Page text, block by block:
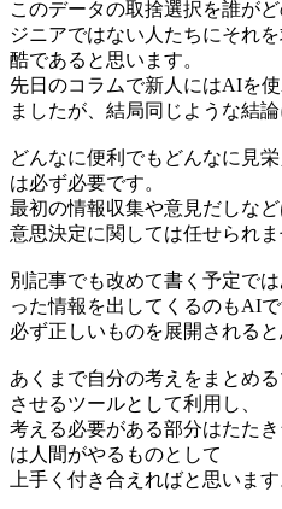
このデータの取捨選択を誰が
ジニアではない人たちにそれ
酷であると思います。
先日のコラムで新人にはAIを
ましたが、結局同じような結
どんなに便利でもどんなに見
は必ず必要です。
最初の情報収集や意見だしな
意思決定に関しては任せられま
別記事でも改めて書く予定で
った情報を出してくるのもAIで
必ず正しいものを展開される
あくまで自分の考えをまとめ
させるツールとして利用し、
考える必要がある部分はたた
は人間がやるものとして
上手く付き合えればと思います